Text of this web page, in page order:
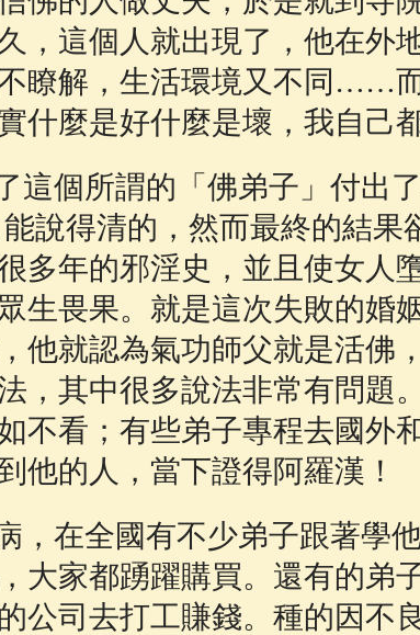
，這個人就出現了，他在外
瞭解，生活環境又不同……
什麼是好什麼是壞，我自己
這個所謂的「佛弟子」付出
說得清的，然而最終的結果
多年的邪淫史，並且使女人
生畏果。就是這次失敗的婚
他就認為氣功師父就是活佛
，其中很多說法非常有問題
不看；有些弟子專程去國外
他的人，當下證得阿羅漢！
，在全國有不少弟子跟著學
大家都踴躍購買。還有的弟
公司去打工賺錢。種的因不